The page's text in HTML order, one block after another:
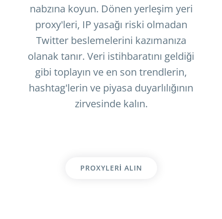
nabzına koyun. Dönen yerleşim yeri
proxy'leri, IP yasağı riski olmadan
Twitter beslemelerini kazımanıza
olanak tanır. Veri istihbaratını geldiği
gibi toplayın ve en son trendlerin,
hashtag'lerin ve piyasa duyarlılığının
zirvesinde kalın.
PROXYLERI ALIN